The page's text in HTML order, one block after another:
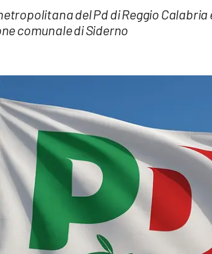
del Pd di Reggio
comunale di Siderno